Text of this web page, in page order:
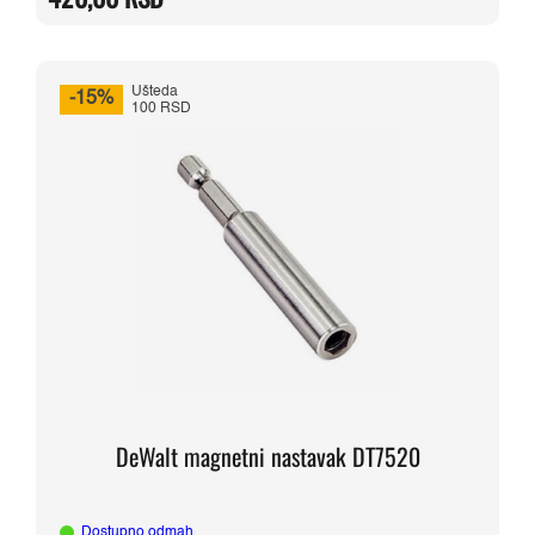
530,00 RSD.
-15%
Ušteda
100 RSD
DeWalt magnetni nastavak DT7520